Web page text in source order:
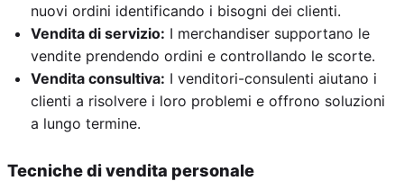
nuovi ordini identificando i bisogni dei clienti.
Vendita di servizio: I merchandiser supportano le
vendite prendendo ordini e controllando le scorte.
Vendita consultiva: I venditori-consulenti aiutano i
clienti a risolvere i loro problemi e offrono soluzioni
a lungo termine.
Tecniche di vendita personale